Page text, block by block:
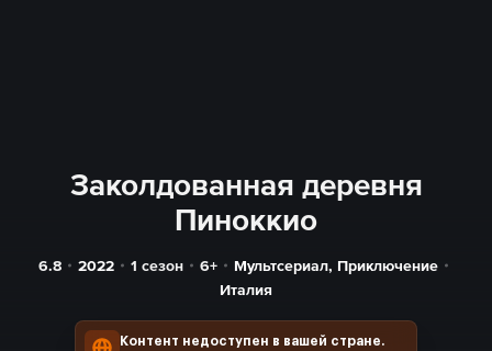
Заколдованная деревня
Пиноккио
6.8 2022 1 сезон 6+ Мультсериал, Приключение
Италия
Контент недоступен в вашей стране.